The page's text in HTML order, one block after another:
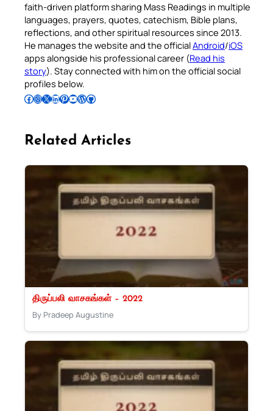
faith-driven platform sharing Mass Readings in multiple
languages, prayers, quotes, catechism, Bible plans,
reflections, and other spiritual resources since 2013.
He manages the website and the officialAndroid/iOS
apps alongside his professional career (Read his
story). Stay connected with him on the official social
profiles below.
Follow Pradeep on Facebook Follow Pradeep on InstagramFollow Pradeep on X Follow Pradeep on LinkedIn Follow Pradeep on Pinterest Subscribe to Pradeep’s Youtube Channel Follow Pradeep on WordPress Follow Pradeep on GitHub
Related Articles
திருப்பலி வாசகங்கள் – 2022
By Pradeep Augustine